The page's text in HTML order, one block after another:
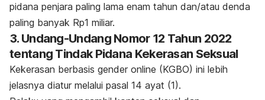
pidana penjara paling lama enam tahun dan/atau denda
paling banyak Rp1 miliar.
3. Undang-Undang Nomor 12 Tahun 2022
tentang Tindak Pidana Kekerasan Seksual
Kekerasan berbasis gender online (KGBO) ini lebih
jelasnya diatur melalui pasal 14 ayat (1).